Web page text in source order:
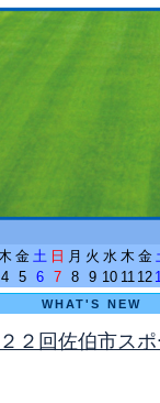
金 土 日 月 火 水 木 金
4 5 6 7 8 9 10 11 12
WHAT'S NEW
２回佐伯市ス